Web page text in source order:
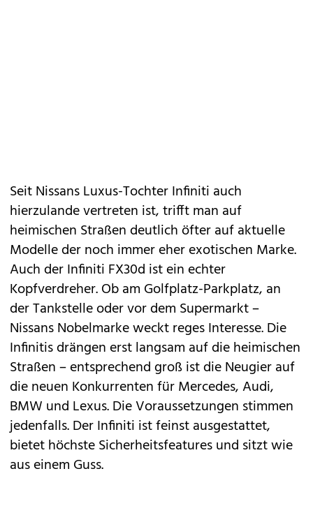
SeitNissansLuxus-TochterInfiniti auch
hierzulande vertreten ist, trifft man auf
heimischen Straßen deutlich öfter auf aktuelle
Modelle der noch immer eher exotischen Marke.
Auch derInfiniti FX30d ist ein echter
Kopfverdreher. Ob am Golfplatz-Parkplatz, an
der Tankstelle oder vor dem Supermarkt –
Nissans Nobelmarke weckt reges Interesse. Die
Infinitis drängen erst langsam auf die heimischen
Straßen – entsprechend groß ist die Neugier auf
die neuen Konkurrenten fürMercedes,Audi,
BMW und Lexus. Die Voraussetzungen stimmen
jedenfalls. DerInfiniti ist feinst ausgestattet,
bietet höchste Sicherheitsfeatures und sitzt wie
aus einem Guss.